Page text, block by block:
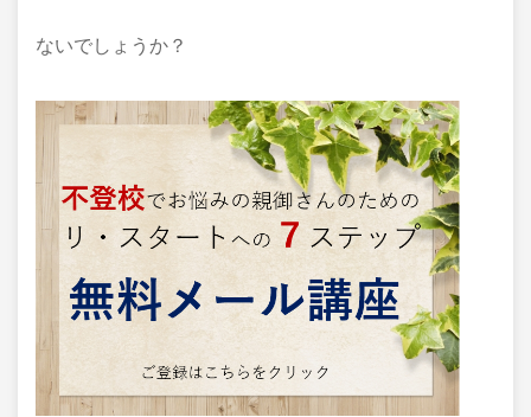
ないでしょうか？